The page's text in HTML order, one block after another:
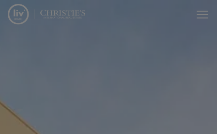
Passer le menu et aller au contenu